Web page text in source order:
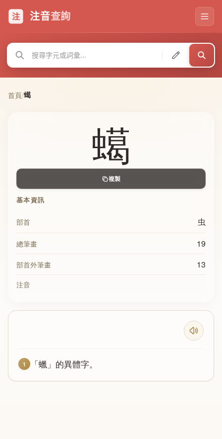
注 注音查詢
首頁/䗶
䗶
複製
基本資訊
部首 虫
總筆畫 19
部首外筆畫 13
注音
1 「蠟」的異體字。